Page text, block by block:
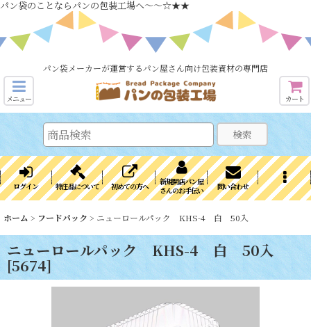
パン袋のことならパンの包装工場へ～～☆★★
パン袋メーカーが運営するパン屋さん向け包装資材の専門店
メニュー カート
検索
ログイン 特注品について 初めての方へ
新規開店パン屋
さんのお手伝い
問い合わせ
ホーム > フードパック > ニューロールパック KHS-4 白 50入
ニューロールパック KHS-4 白 50入
[5674]